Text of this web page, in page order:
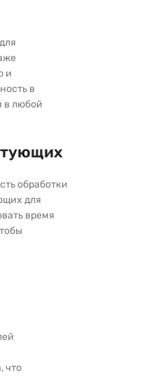
и
в
в любой
обработки
для
время
что